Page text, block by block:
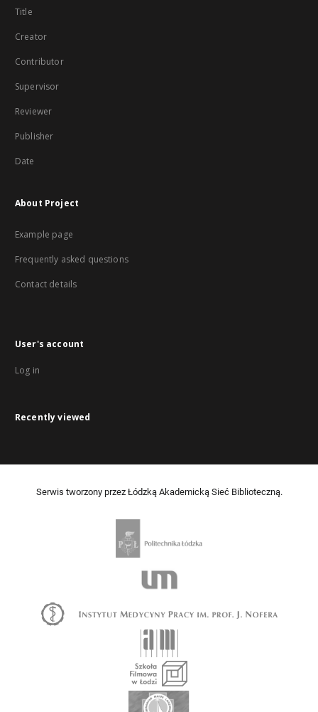
Title
Creator
Contributor
Supervisor
Reviewer
Publisher
Date
About Project
Example page
Frequently asked questions
Contact details
User's account
Log in
Recently viewed
Serwis tworzony przez Łódzką Akademicką Sieć Biblioteczną.